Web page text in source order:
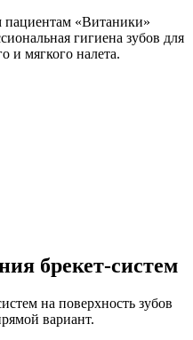
пациентам «Витаники»
гигиена зубов для
и мягкого налета.
брекет-систем
на поверхность зубов
вариант.